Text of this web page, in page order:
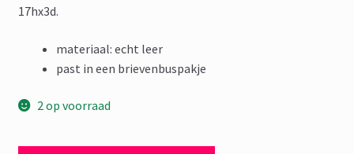
17hx3d.
materiaal: echt leer
past in een brievenbuspakje
2 op voorraad